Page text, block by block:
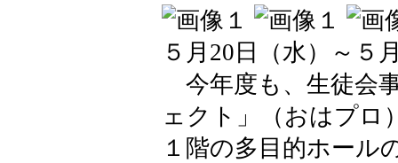
５月20日（水）～５
今年度も、生徒会
ェクト」（おはプロ
１階の多目的ホール